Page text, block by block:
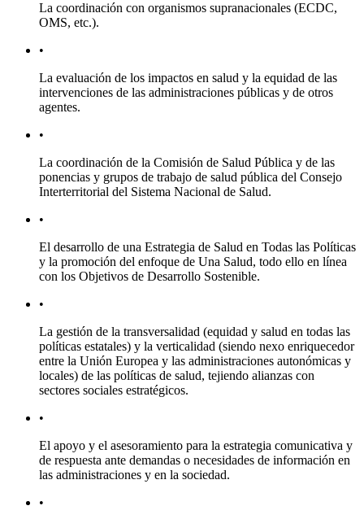
La coordinación con organismos supranacionales (ECDC,
OMS, etc.).
•
La evaluación de los impactos en salud y la equidad de las
intervenciones de las administraciones públicas y de otros
agentes.
•
La coordinación de la Comisión de Salud Pública y de las
ponencias y grupos de trabajo de salud pública del Consejo
Interterritorial del Sistema Nacional de Salud.
•
El desarrollo de una Estrategia de Salud en Todas las Políticas
y la promoción del enfoque de Una Salud, todo ello en línea
con los Objetivos de Desarrollo Sostenible.
•
La gestión de la transversalidad (equidad y salud en todas las
políticas estatales) y la verticalidad (siendo nexo enriquecedor
entre la Unión Europea y las administraciones autonómicas y
locales) de las políticas de salud, tejiendo alianzas con
sectores sociales estratégicos.
•
El apoyo y el asesoramiento para la estrategia comunicativa y
de respuesta ante demandas o necesidades de información en
las administraciones y en la sociedad.
•